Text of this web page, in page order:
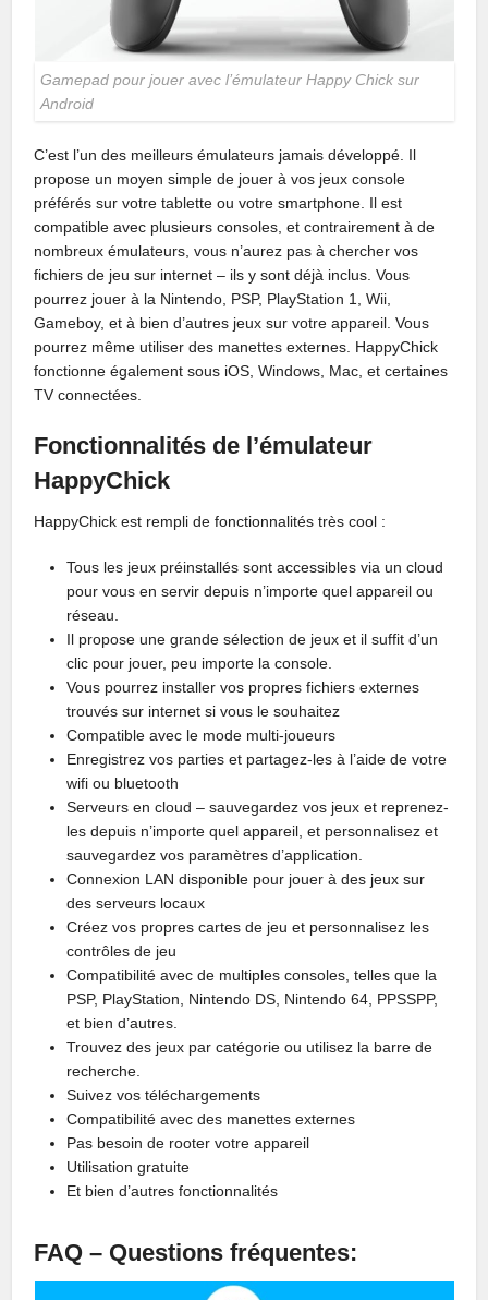
Gamepad pour jouer avec l’émulateur Happy Chick sur
Android
C’est l’un des meilleurs émulateurs jamais développé. Il
propose un moyen simple de jouer à vos jeux console
préférés sur votre tablette ou votre smartphone. Il est
compatible avec plusieurs consoles, et contrairement à de
nombreux émulateurs, vous n’aurez pas à chercher vos
fichiers de jeu sur internet – ils y sont déjà inclus. Vous
pourrez jouer à la Nintendo, PSP, PlayStation 1, Wii,
Gameboy, et à bien d’autres jeux sur votre appareil. Vous
pourrez même utiliser des manettes externes. HappyChick
fonctionne également sous iOS, Windows, Mac, et certaines
TV connectées.
Fonctionnalités de l’émulateur
HappyChick
HappyChick est rempli de fonctionnalités très cool :
Tous les jeux préinstallés sont accessibles via un cloud
pour vous en servir depuis n’importe quel appareil ou
réseau.
Il propose une grande sélection de jeux et il suffit d’un
clic pour jouer, peu importe la console.
Vous pourrez installer vos propres fichiers externes
trouvés sur internet si vous le souhaitez
Compatible avec le mode multi-joueurs
Enregistrez vos parties et partagez-les à l’aide de votre
wifi ou bluetooth
Serveurs en cloud – sauvegardez vos jeux et reprenez-
les depuis n’importe quel appareil, et personnalisez et
sauvegardez vos paramètres d’application.
Connexion LAN disponible pour jouer à des jeux sur
des serveurs locaux
Créez vos propres cartes de jeu et personnalisez les
contrôles de jeu
Compatibilité avec de multiples consoles, telles que la
PSP, PlayStation, Nintendo DS, Nintendo 64, PPSSPP,
et bien d’autres.
Trouvez des jeux par catégorie ou utilisez la barre de
recherche.
Suivez vos téléchargements
Compatibilité avec des manettes externes
Pas besoin de rooter votre appareil
Utilisation gratuite
Et bien d’autres fonctionnalités
FAQ – Questions fréquentes: